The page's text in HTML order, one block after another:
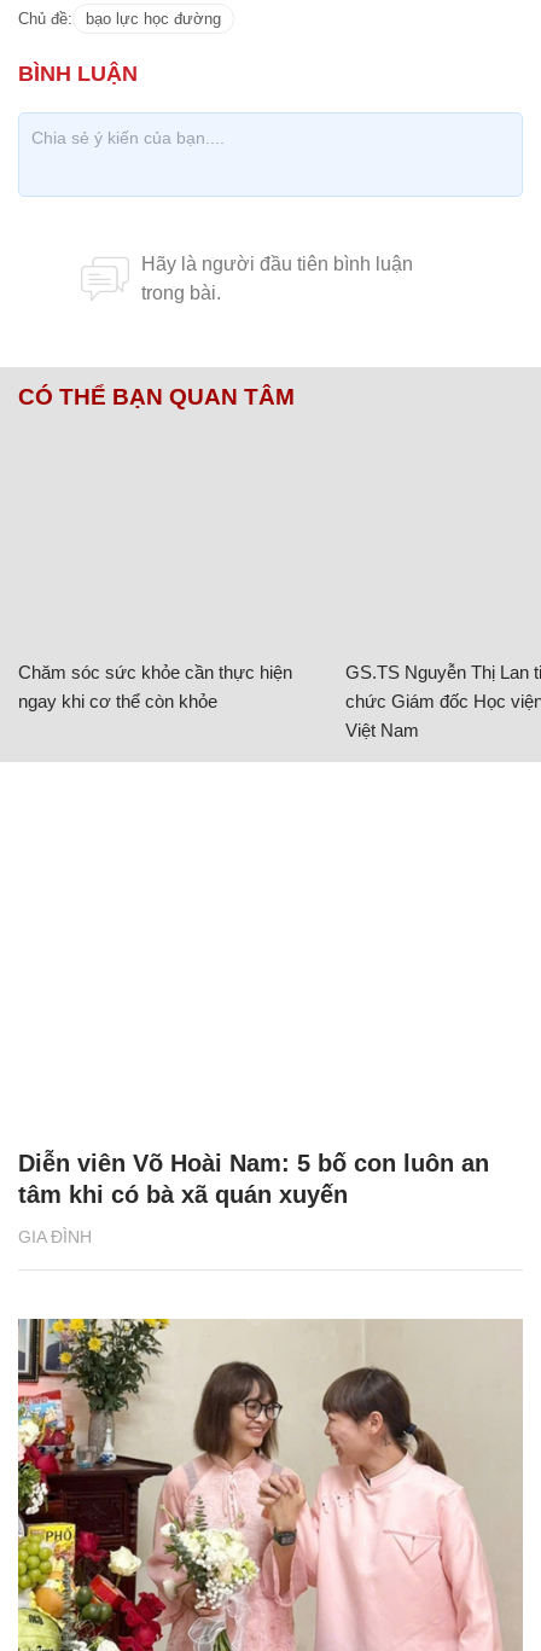
Chủ đề: bạo lực học đường
CÓ THỂ BẠN QUAN TÂM
Chăm sóc sức khỏe cần thực hiện
ngay khi cơ thể còn khỏe
GS.TS Nguyễn Thị Lan
chức Giám đốc Học
Việt Nam
GIA ĐÌNH
Diễn viên Võ Hoài Nam: 5 bố con luôn an
tâm khi có bà xã quán xuyến